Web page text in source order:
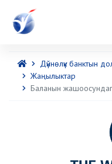
Дүйнөлүк банктын
Жаңылыктар
Баланын жашоосундагы